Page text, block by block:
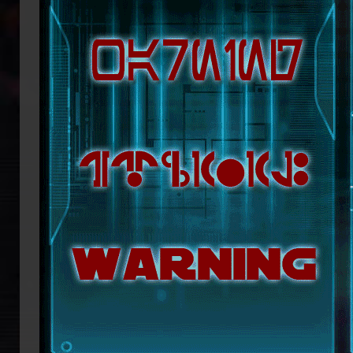
republikanische Anführerin Mon
Lage ist, möglicherweise bald die
Doch das bröckelnde Imperium ist
Truppenverbände vom Imperium
Coruscant über das weitere
mit blutiger Entschlossenheit die
Imperators. Mit seiner Armada
ihn mit der Einnahme von
Eindruck einer erneuten
sichert sich Vesperum die Loyalität